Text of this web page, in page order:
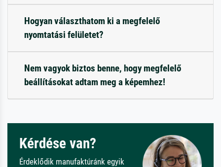
Hogyan választhatom ki a megfelelő
nyomtatási felületet?
Nem vagyok biztos benne, hogy megfelelő
beállításokat adtam meg a képemhez!
Kérdése van?
Érdeklődik manufaktúránk egyik